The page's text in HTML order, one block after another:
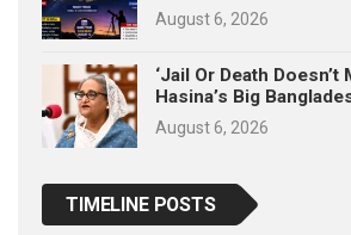
August 6, 2026
‘Jail Or Death Doesn’t
Hasina’s Big
August 6, 2026
TIMELINE POSTS